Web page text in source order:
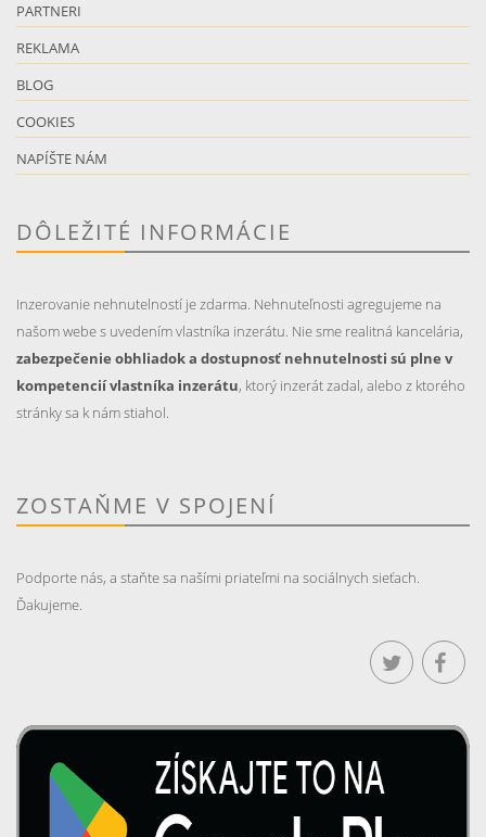
PARTNERI
REKLAMA
BLOG
COOKIES
NAPÍŠTE NÁM
DÔLEŽITÉ INFORMÁCIE
Inzerovanie nehnutelností je zdarma. Nehnuteľnosti agregujeme na
našom webe s uvedením vlastníka inzerátu. Nie sme realitná kancelária,
zabezpečenie obhliadok a dostupnosť nehnutelnosti sú plne v
kompetencií vlastníka inzerátu, ktorý inzerát zadal, alebo z ktorého
stránky sa k nám stiahol.
ZOSTAŇME V SPOJENÍ
Podporte nás, a staňte sa našími priateľmi na sociálnych sieťach.
Ďakujeme.